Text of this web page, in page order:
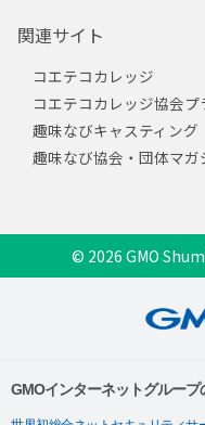
関連サイト
コエテコカレッジ
コエテコカレッジ協会プ
趣味なびキャスティング
趣味なび協会・団体マガ
© 2026 GMO